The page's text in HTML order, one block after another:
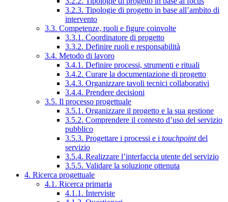
3.2.3. Tipologie di progetto in base all’ambito di
intervento
3.3. Competenze, ruoli e figure coinvolte
3.3.1. Coordinatore di progetto
3.3.2. Definire ruoli e responsabilità
3.4. Metodo di lavoro
3.4.1. Definire processi, strumenti e rituali
3.4.2. Curare la documentazione di progetto
3.4.3. Organizzare tavoli tecnici collaborativi
3.4.4. Prendere decisioni
3.5. Il processo progettuale
3.5.1. Organizzare il progetto e la sua gestione
3.5.2. Comprendere il contesto d’uso del servizio
pubblico
3.5.3. Progettare i processi e i touchpointdel
servizio
3.5.4. Realizzare l’interfaccia utente del servizio
3.5.5. Validare la soluzione ottenuta
4. Ricerca progettuale
4.1. Ricerca primaria
4.1.1. Interviste